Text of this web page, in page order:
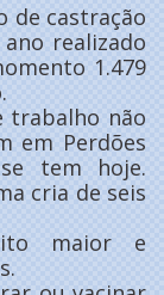
de castração
realizado
1.479
trabalho não
em Perdões
tem hoje.
cria de seis
maior e